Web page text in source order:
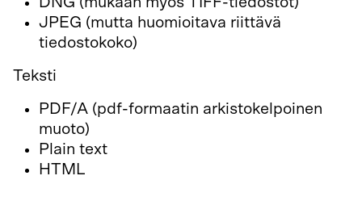
JPEG (mutta huomioitava riittävä
tiedostokoko)
Teksti
PDF/A (pdf-formaatin arkistokelpoinen
muoto)
Plain text
HTML